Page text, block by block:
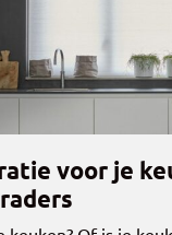
voor je